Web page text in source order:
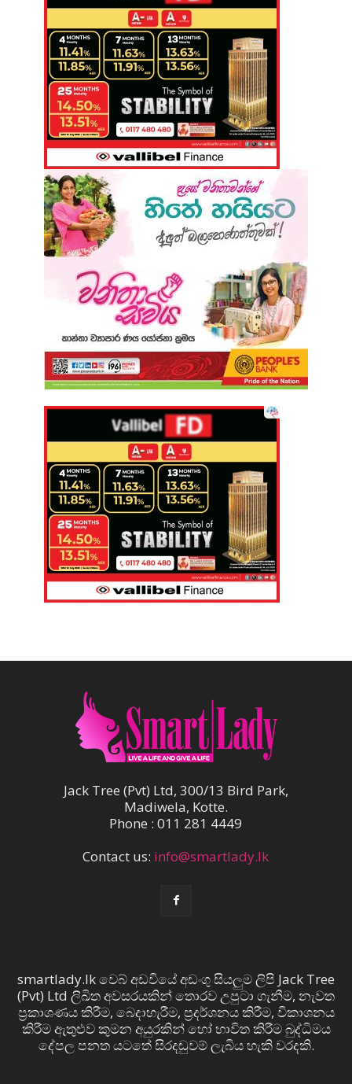
Jack Tree (Pvt) Ltd, 300/13 Bird Park,
Madiwela, Kotte.
Phone : 011 281 4449
Contact us: info@smartlady.lk
smartlady.lk වෙබ් අඩවියේ අඩංගු සියලුම ලිපි Jack Tree
(Pvt) Ltd ලිඛිත අවසරයකින් තොරව උපුටා ගැනීම, නැවත
ප්‍රකාශණය කිරීම, බෙදාහැරීම, ප්‍රදර්ශනය කිරීම, විකාශනය
කිරීම ඇතුළුව කුමන අයුරකින් හෝ භාවිත කිරීම බුද්ධිමය
දේපල පනත යටතේ සිරදඬුවම් ලැබිය හැකි වරදකි.